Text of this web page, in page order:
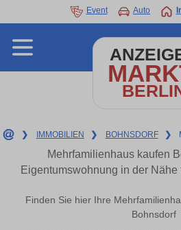
Event Auto
❯ IMMOBILIEN ❯ BOHNSDORF ❯
Mehrfamilienhaus kaufen
Eigentumswohnung in der
Finden Sie hier Ihre
Bohnsdorf